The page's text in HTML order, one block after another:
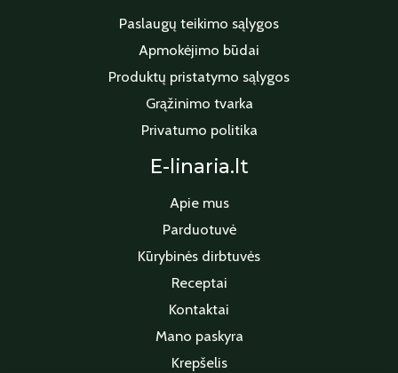
Paslaugų teikimo sąlygos
Apmokėjimo būdai
Produktų pristatymo sąlygos
Grąžinimo tvarka
Privatumo politika
E-linaria.lt
Apie mus
Parduotuvė
Kūrybinės dirbtuvės
Receptai
Kontaktai
Mano paskyra
Krepšelis